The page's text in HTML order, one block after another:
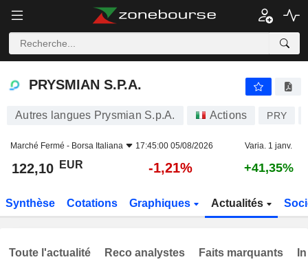
PRYSMIAN S.P.A.
PRYSMIAN S.P.A.
Autres langues Prysmian S.p.A. Actions PRY
Marché Fermé - Borsa Italiana 17:45:00 05/08/2026 Varia. 1 janv.
122,10 EUR -1,21% +41,35%
Synthèse Cotations Graphiques Actualités
Toute l'actualité Reco analystes Faits marquants